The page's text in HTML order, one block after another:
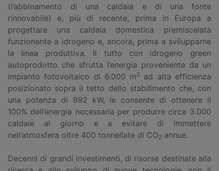
(l’abbinamento di una caldaia e di una fonte
rinnovabile) e, più di recente, prima in Europa a
progettare una caldaia domestica premiscelata
funzionante a idrogeno e, ancora, prima a svilupparne
la linea produttiva. Il tutto con idrogeno green
autoprodotto che sfrutta l’energia proveniente da un
impianto fotovoltaico di 6.000 m2
ad alta efficienza
posizionato sopra il tetto dello stabilimento che, con
una potenza di 992 kW, le consente di ottenere il
100% dell’energia necessaria per produrre circa 3.000
caldaie al giorno e a evitare di immettere
nell’atmosfera oltre 400 tonnellate di CO2 annue.
Decenni di grandi investimenti, di risorse destinate alla